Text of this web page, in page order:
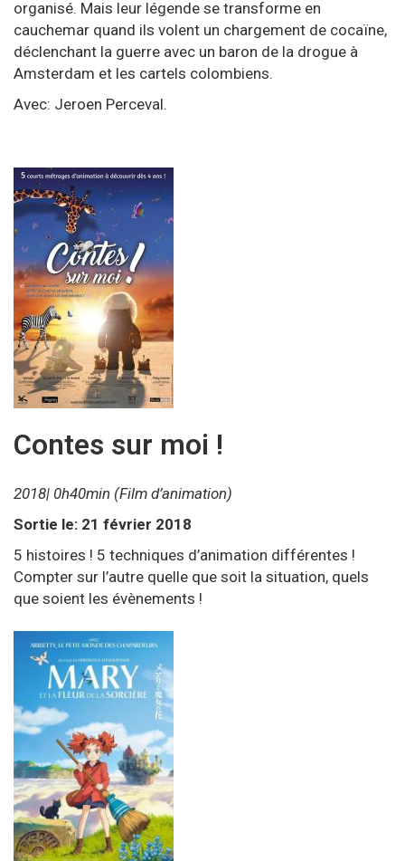
organisé. Mais leur légende se transforme en
cauchemar quand ils volent un chargement de cocaïne,
déclenchant la guerre avec un baron de la drogue à
Amsterdam et les cartels colombiens.
Avec: Jeroen Perceval.
Contes sur moi !
2018| 0h40min (Film d’animation)
Sortie le: 21 février 2018
5 histoires ! 5 techniques d’animation différentes !
Compter sur l’autre quelle que soit la situation, quels
que soient les évènements !